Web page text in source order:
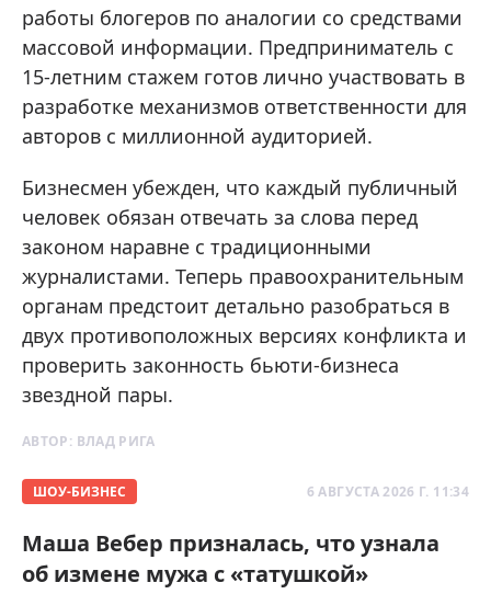
работы блогеров по аналогии со средствами
массовой информации. Предприниматель с
15-летним стажем готов лично участвовать в
разработке механизмов ответственности для
авторов с миллионной аудиторией.
Бизнесмен убежден, что каждый публичный
человек обязан отвечать за слова перед
законом наравне с традиционными
журналистами. Теперь правоохранительным
органам предстоит детально разобраться в
двух противоположных версиях конфликта и
проверить законность бьюти-бизнеса
звездной пары.
АВТОР: ВЛАД РИГА
ШОУ-БИЗНЕС 6 АВГУСТА 2026 Г. 11:34
Маша Вебер призналась, что узнала
об измене мужа с «татушкой»